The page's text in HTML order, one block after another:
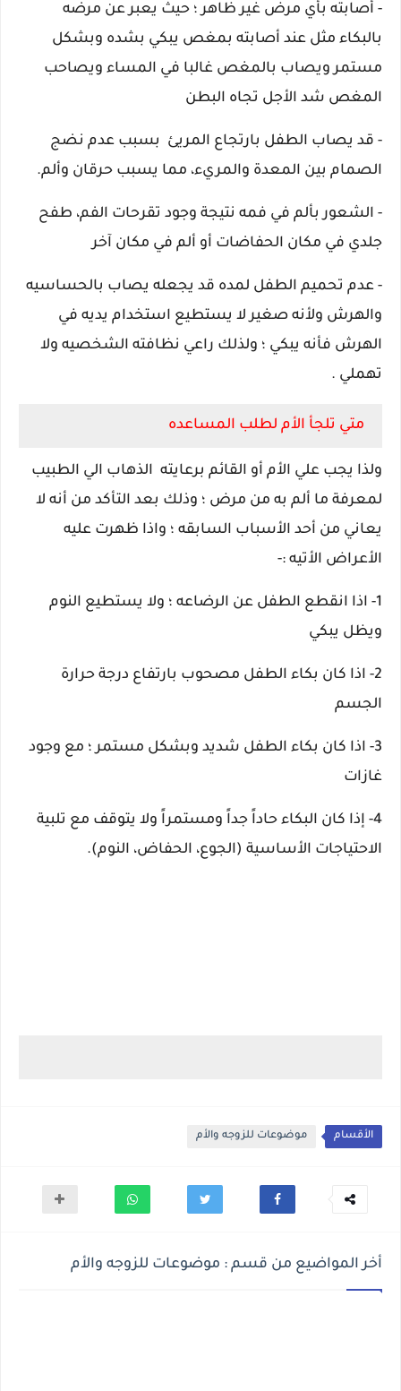
- أصابته بأي مرض غير ظاهر ؛ حيث يعبر عن مرضه
بالبكاء مثل عند أصابته بمغص يبكي بشده وبشكل
مستمر ويصاب بالمغص غالبا في المساء ويصاحب
المغص شد الأجل تجاه البطن
- قد يصاب الطفل بارتجاع المريئ
بسبب عدم نضج
الصمام بين المعدة والمريء، مما يسبب حرقان وألم.
- الشعور بألم في فمه نتيجة وجود تقرحات الفم، طفح
جلدي في مكان الحفاضات أو ألم في مكان آخر
- عدم تحميم الطفل لمده قد يجعله يصاب بالحساسيه
والهرش ولأنه صغير لا يستطيع استخدام يديه في
الهرش فأنه يبكي ؛ ولذلك راعي نظافته الشخصيه ولا
تهملي .
متي تلجأ الأم لطلب المساعده
ولذا يجب علي الأم أو القائم برعايته الذهاب الي الطبيب
لمعرفة ما ألم به من مرض ؛ وذلك بعد التأكد من أنه لا
يعاني من أحد الأسباب السابقه ؛ واذا ظهرت عليه
الأعراض الأتيه :-
1- اذا انقطع الطفل عن الرضاعه ؛ ولا يستطيع النوم
ويظل يبكي
2- اذا كان بكاء الطفل مصحوب بارتفاع درجة حرارة
الجسم
3- اذا كان بكاء الطفل شديد وبشكل مستمر ؛ مع وجود
غازات
4- إذا كان البكاء حاداً جداً ومستمراً ولا يتوقف مع تلبية
الاحتياجات الأساسية (الجوع، الحفاض، النوم).
الأقسام موضوعات للزوجه والأم
أخر المواضيع من قسم : موضوعات للزوجه والأم